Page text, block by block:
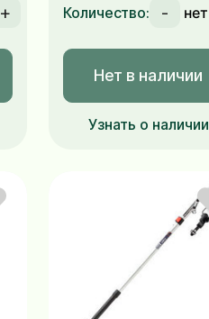
+ Количество: -
Нет в наличии
Узнать о наличии